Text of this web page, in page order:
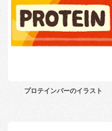
プロテインバーのイラスト